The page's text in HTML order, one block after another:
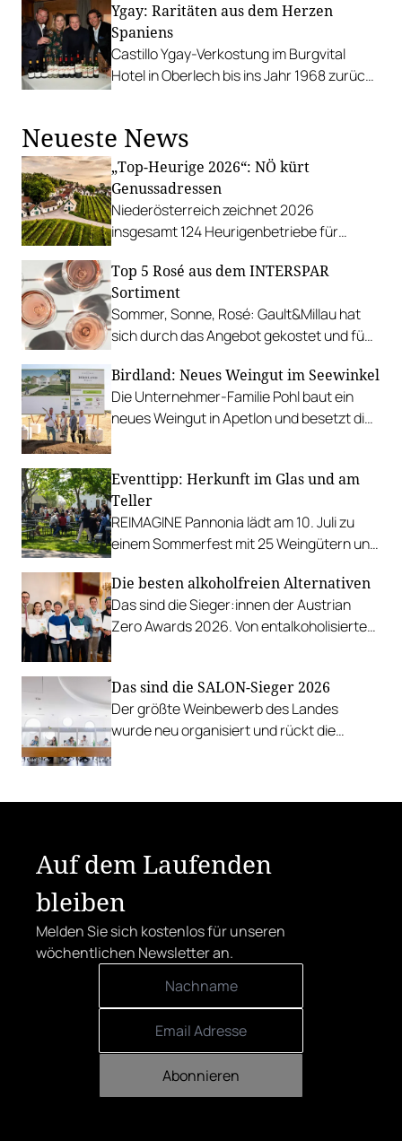
Waltersdorf.
Ygay: Raritäten aus dem Herzen
Spaniens
Castillo Ygay-Verkostung im Burgvital
Hotel in Oberlech bis ins Jahr 1968 zurück.
Neueste News
„Top-Heurige 2026“: NÖ kürt
Genussadressen
Niederösterreich zeichnet 2026
insgesamt 124 Heurigenbetriebe für
Top 5 Rosé aus dem INTERSPAR
Sortiment
Sommer, Sonne, Rosé: Gault&Millau hat
sich durch das Angebot gekostet und fünf
Birdland: Neues Weingut im Seewinkel
Die Unternehmer-Familie Pohl baut ein
neues Weingut in Apetlon und besetzt die
Eventtipp: Herkunft im Glas und am
Teller
REIMAGINE Pannonia lädt am 10. Juli zu
einem Sommerfest mit 25 Weingütern und
Esterhazy.
Die besten alkoholfreien Alternativen
Das sind die Sieger:innen der Austrian
Zero Awards 2026. Von entalkoholisierten
Das sind die SALON-Sieger 2026
Der größte Weinbewerb des Landes
wurde neu organisiert und rückt die
Auf dem Laufenden
bleiben
Melden Sie sich kostenlos für unseren
wöchentlichen Newsletter an.
Abonnieren